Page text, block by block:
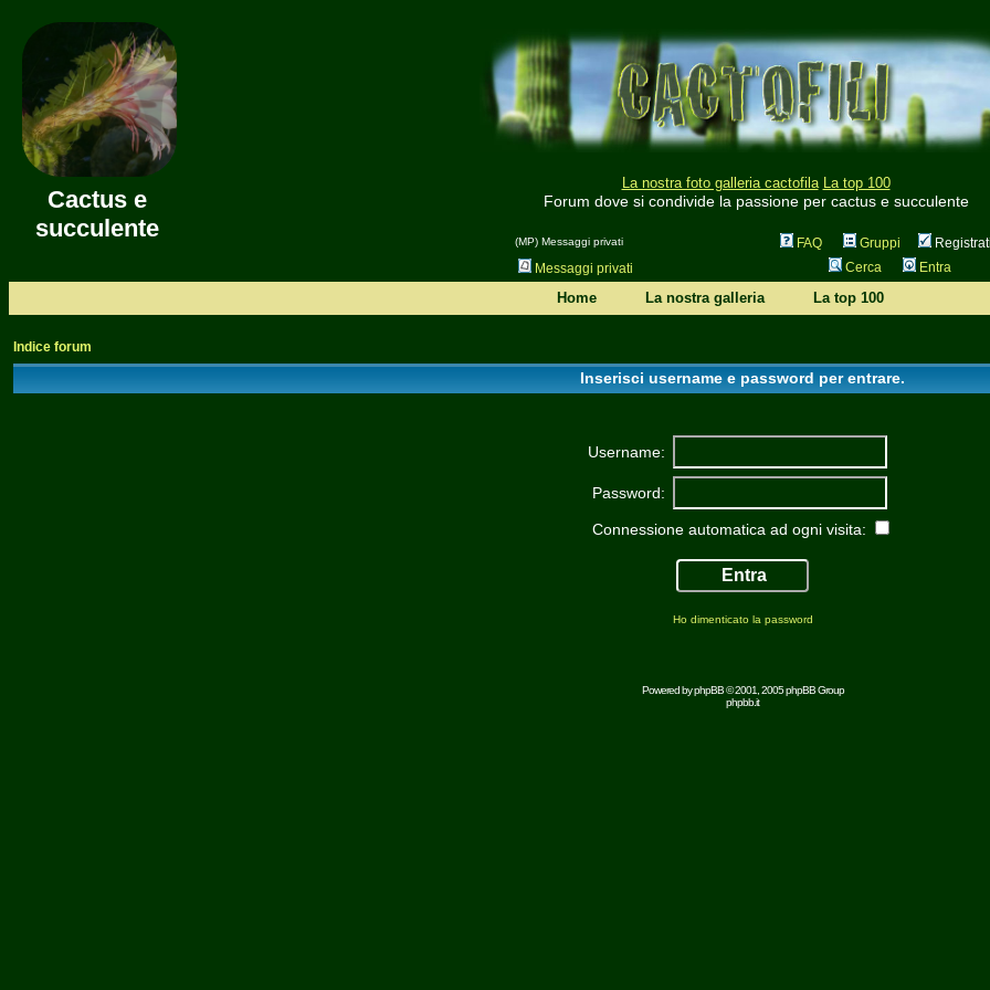
Cactus e
succulente
La nostra foto galleria cactofila La top 100
Forum dove si condivide la passione per cactus e succulente
(MP) Messaggi privati FAQ Gruppi
Messaggi privati
Cerca Entra
Home La nostra galleria La top 100
Indice forum
Inserisci username e password per entrare.
Username:
Password:
Connessione automatica ad ogni visita:
Ho dimenticato la password
Powered byphpBB© 2001, 2005 phpBB Group
phpbb.it